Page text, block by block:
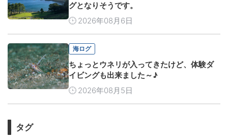
グとなりそうです。
2026年08月6日
海ログ
ちょっとウネリが入ってきたけど、体験ダ
イビングも出来ました～♪
2026年08月5日
タグ